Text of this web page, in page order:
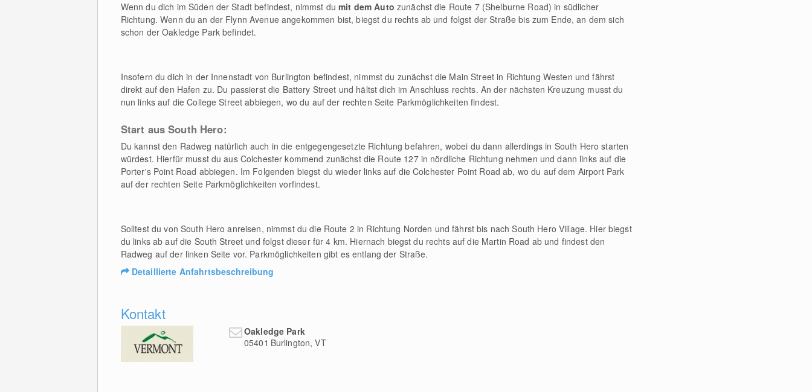
Wenn du dich im Süden der Stadt befindest, nimmst dumit dem Auto zunächst die Route 7 (Shelburne Road) in südlicher
Richtung. Wenn du an der Flynn Avenue angekommen bist, biegst du rechts ab und folgst der Straße bis zum Ende, an dem sich
schon der Oakledge Park befindet.
Insofern du dich in der Innenstadt von Burlington befindest, nimmst du zunächst die Main Street in Richtung Westen und fährst
direkt auf den Hafen zu. Du passierst die Battery Street und hältst dich im Anschluss rechts. An der nächsten Kreuzung musst du
nun links auf die College Street abbiegen, wo du auf der rechten Seite Parkmöglichkeiten findest.
Start aus South Hero:
Du kannst den Radweg natürlich auch in die entgegengesetzte Richtung befahren, wobei du dann allerdings in South Hero starten
würdest. Hierfür musst du aus Colchester kommend zunächst die Route 127 in nördliche Richtung nehmen und dann links auf die
Porter's Point Road abbiegen. Im Folgenden biegst du wieder links auf die Colchester Point Road ab, wo du auf dem Airport Park
auf der rechten Seite Parkmöglichkeiten vorfindest.
Solltest du von South Hero anreisen, nimmst du die Route 2 in Richtung Norden und fährst bis nach South Hero Village. Hier biegst
du links ab auf die South Street und folgst dieser für 4 km. Hiernach biegst du rechts auf die Martin Road ab und findest den
Radweg auf der linken Seite vor. Parkmöglichkeiten gibt es entlang der Straße.
Detaillierte Anfahrtsbeschreibung
Kontakt
Oakledge Park
05401 Burlington, VT